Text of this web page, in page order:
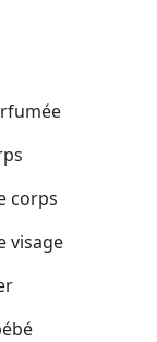
corps
visage